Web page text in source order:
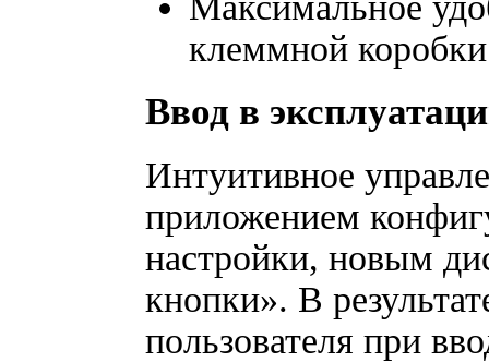
клеммной
Ввод в
Интуитивное
приложением
настройки, новым
кнопки». В
пользователя при